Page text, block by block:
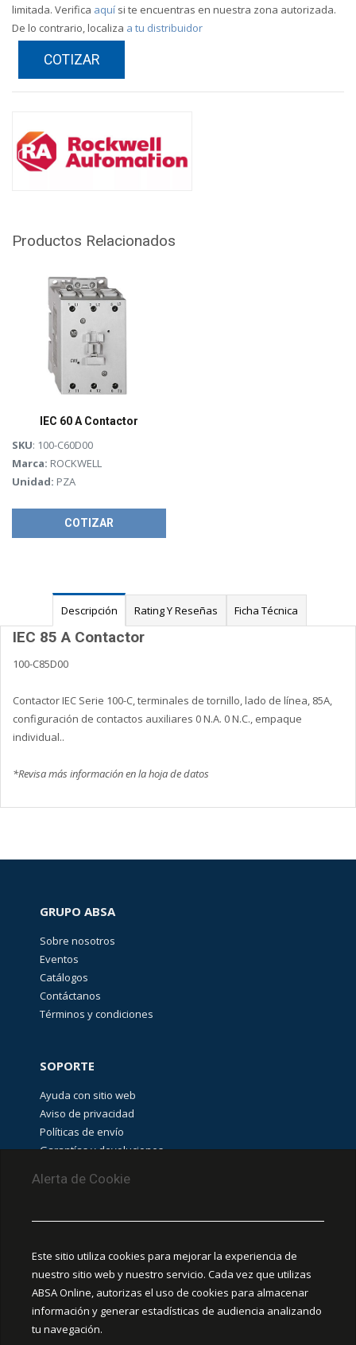
limitada. Verifica aquí si te encuentras en nuestra zona autorizada.
De lo contrario, localiza a tu distribuidor
COTIZAR
Productos Relacionados
IEC 60 A Contactor
SKU: 100-C60D00
Marca: ROCKWELL
Unidad: PZA
COTIZAR
Descripción Rating Y Reseñas Ficha Técnica
IEC 85 A Contactor
100-C85D00
Contactor IEC Serie 100-C, terminales de tornillo, lado de línea, 85A,
configuración de contactos auxiliares 0 N.A. 0 N.C., empaque
individual..
*Revisa más información en la hoja de datos
Alerta de Cookie
Este sitio utiliza cookies para mejorar la experiencia de
nuestro sitio web y nuestro servicio. Cada vez que utilizas
ABSA Online, autorizas el uso de cookies para almacenar
información y generar estadísticas de audiencia analizando
tu navegación.
GRUPO ABSA
Sobre nosotros
Eventos
Catálogos
Contáctanos
Términos y condiciones
SOPORTE
Ayuda con sitio web
Aviso de privacidad
Políticas de envío
Garantías y devoluciones
PUNTOS DE RECOLECCIÓN
CEDIS Guadalajara
Amapola #380, La Aurora, C.P. 44460 Guadalajara,
Jalisco, MX.
Chihuahua